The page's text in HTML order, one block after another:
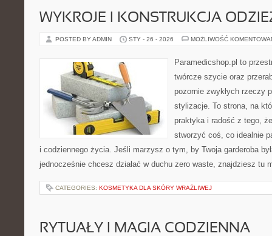
WYKROJE I KONSTRUKCJA
POSTED BY ADMIN STY - 26 - 2026 MOŻLIWOŚĆ
Paramedicshop.pl to
twórcze szycie oraz
pozornie zwykłych rzeczy
stylizacje. To strona, na
praktyka i radość z tego,
stworzyć coś, co idealnie
i codziennego życia. Jeśli marzysz o tym, by Twoja garderoba
jednocześnie chcesz działać w duchu zero waste, znajdziesz tu
CATEGORIES: KOSMETYKA DLA SKÓRY WRAŻLIWEJ
RYTUAŁY I MAGIA CODZIENNA